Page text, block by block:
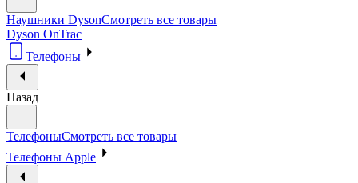
Наушники DysonСмотреть все товары
Dyson OnTrac
Телефоны
Назад
ТелефоныСмотреть все товары
Телефоны Apple